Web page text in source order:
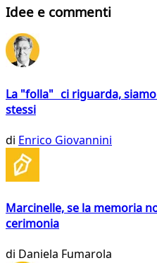
Idee e commenti
La "folla" ci riguarda,
stessi
di Enrico Giovannini
Marcinelle, se la memoria
cerimonia
di Daniela Fumarola